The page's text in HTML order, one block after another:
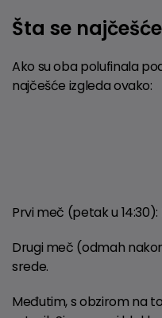
Šta se
Ako su oba polufinala
najčešće izgleda ovako:
Prvi meč (petak u
Drugi meč (odmah
srede.
Međutim, s obzirom na